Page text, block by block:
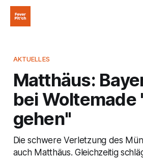
AKTUELLES
Matthäus:
bei Woltemade
gehen"
Die schwere Verletzung des
auch Matthäus. Gleichzeitig